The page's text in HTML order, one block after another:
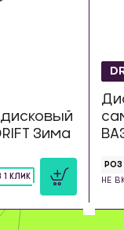
Зима
1 КЛИК
РОЗ
НЕ